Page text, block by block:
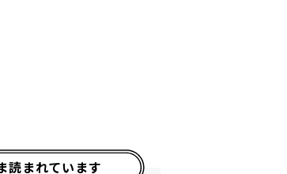
読まれています